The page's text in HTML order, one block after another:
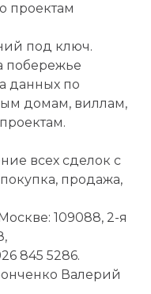
проектам
под ключ.
побережье
данных по
домам, виллам,
всех сделок с
продажа,
109088, 2-я
845 5286.
Валерий